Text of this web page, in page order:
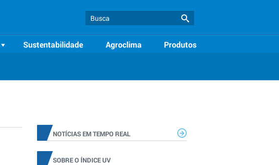
Sustentabilidade Agroclima Produtos
NOTÍCIAS EM TEMPO REAL
SOBRE O ÍNDICE UV